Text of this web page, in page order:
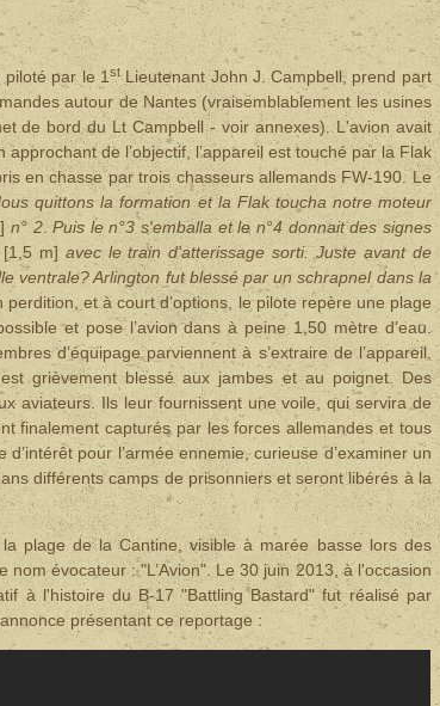
piloté par le 1st Lieutenant John J. Campbell, prend part
autour de Nantes (vraisemblablement les usines
de bord du Lt Campbell - voir annexes). L'avion avait
approchant de l’objectif, l’appareil est touché par la Flak
en chasse par trois chasseurs allemands FW-190. Le
quittons la formation et la Flak toucha notre moteur
n° 2.Puis le n°3 s'emballa et le n°4 donnait des signes
[1,5 m] avec le train d'atterissage sorti. Juste avant de
ventrale? Arlington fut blessé par un schrapnel dans la
perdition, et à court d’options, le pilote repère une plage
et pose l’avion dans à peine 1,50 mètre d’eau.
d’équipage parviennent à s’extraire de l’appareil.
grièvement blessé aux jambes et au poignet. Des
aviateurs. Ils leur fournissent une voile, qui servira de
finalement capturés par les forces allemandes et tous
pour l’armée ennemie, curieuse d’examiner un
différents camps de prisonniers et seront libérés à la
plage de la Cantine, visible à marée basse lors des
évocateur : "L’Avion". Le 30 juin 2013, à l'occasion
à l'histoire du B-17 "Battling Bastard" fut réalisé par
présentant ce reportage :